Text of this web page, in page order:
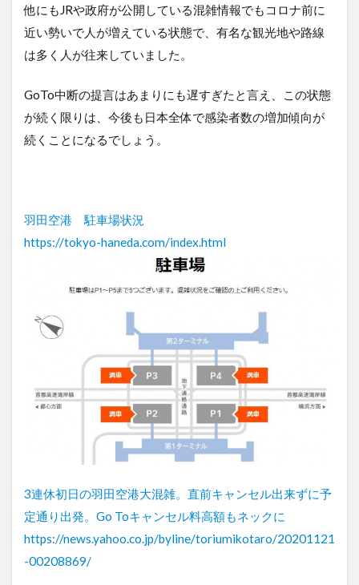
他にもJRや政府が公開している混雑情報でもコロナ前に
近い勢いで人が増えている状態で、有名な観光地や路線
は多く人が往来していました。
GoTo中断の提言はあまりにも遅すぎたと言え、この状態
が続く限りは、今後も日本全体で感染者数の増加傾向が
続くことになるでしょう。
羽田空港 駐車場状況
https://tokyo-haneda.com/index.html
3連休初日の羽田空港大混雑。直前キャンセル出来ずに予
定通り出発。Go Toキャンセル料高額もネックに
https://news.yahoo.co.jp/byline/toriumikotaro/20201121
-00208869/